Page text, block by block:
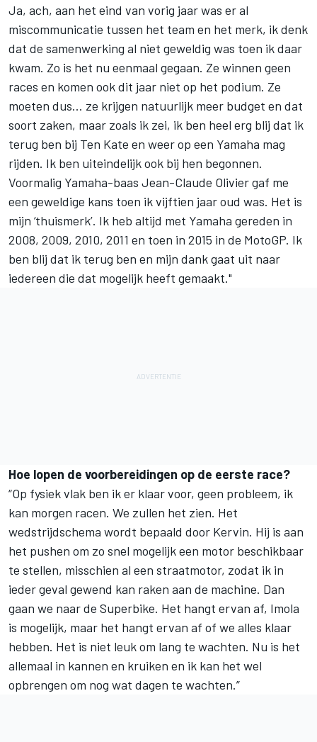
Ja, ach, aan het eind van vorig jaar was er al
miscommunicatie tussen het team en het merk, ik denk
dat de samenwerking al niet geweldig was toen ik daar
kwam. Zo is het nu eenmaal gegaan. Ze winnen geen
races en komen ook dit jaar niet op het podium. Ze
moeten dus… ze krijgen natuurlijk meer budget en dat
soort zaken, maar zoals ik zei, ik ben heel erg blij dat ik
terug ben bij Ten Kate en weer op een Yamaha mag
rijden. Ik ben uiteindelijk ook bij hen begonnen.
Voormalig Yamaha-baas Jean-Claude Olivier gaf me
een geweldige kans toen ik vijftien jaar oud was. Het is
mijn ‘thuismerk’. Ik heb altijd met Yamaha gereden in
2008, 2009, 2010, 2011 en toen in 2015 in de MotoGP. Ik
ben blij dat ik terug ben en mijn dank gaat uit naar
iedereen die dat mogelijk heeft gemaakt."
Hoe lopen de voorbereidingen op de eerste race?
“Op fysiek vlak ben ik er klaar voor, geen probleem, ik
kan morgen racen. We zullen het zien. Het
wedstrijdschema wordt bepaald door Kervin. Hij is aan
het pushen om zo snel mogelijk een motor beschikbaar
te stellen, misschien al een straatmotor, zodat ik in
ieder geval gewend kan raken aan de machine. Dan
gaan we naar de Superbike. Het hangt ervan af, Imola
is mogelijk, maar het hangt ervan af of we alles klaar
hebben. Het is niet leuk om lang te wachten. Nu is het
allemaal in kannen en kruiken en ik kan het wel
opbrengen om nog wat dagen te wachten.”